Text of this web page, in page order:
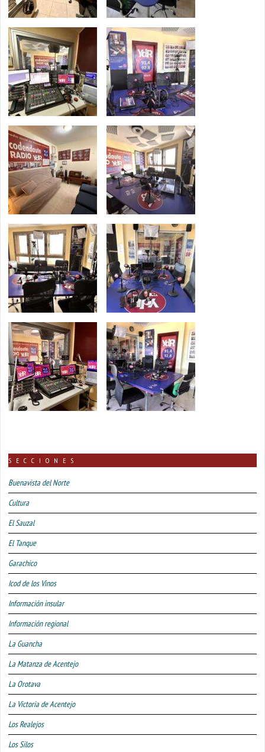
SECCIONES
Buenavista del Norte
Cultura
El Sauzal
El Tanque
Garachico
Icod de los Vinos
Información insular
Información regional
La Guancha
La Matanza de Acentejo
La Orotava
La Victoria de Acentejo
Los Realejos
Los Silos